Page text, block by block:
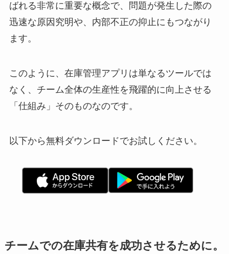
ばれる非常に重要な概念で、問題が発生した際の
迅速な原因究明や、内部不正の抑止にもつながり
ます。
このように、在庫管理アプリは単なるツールでは
なく、チーム全体の生産性を飛躍的に向上させる
「仕組み」そのものなのです。
以下から無料ダウンロードでお試しください。
チームでの在庫共有を成功させるために。